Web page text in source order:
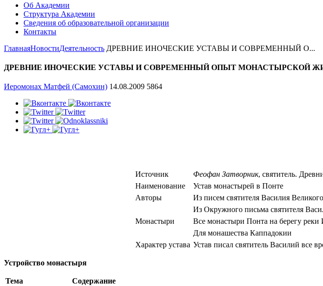
Об Академии
Структура Академии
Сведения об образовательной организации
Контакты
ГлавнаяНовостиДеятельность ДРЕВНИЕ ИНОЧЕСКИЕ УСТАВЫ И СОВРЕМЕННЫЙ О...
ДРЕВНИЕ ИНОЧЕСКИЕ УСТАВЫ И СОВРЕМЕННЫЙ ОПЫТ МОНАСТЫРСКОЙ
Иеромонах Матфей (Самохин) 14.08.2009 5864
Источник Феофан Затворник, святитель.
Наименование
Устав монастырей в Понте
Авторы
Из писем святителя Василия
Из Окружного письма святителя
Монастыри
Все монастыри Понта на берегу реки
Для монашества Каппадокии
Характер устава Устав писал святитель Василий все
Устройство монастыря
Тема Содержание